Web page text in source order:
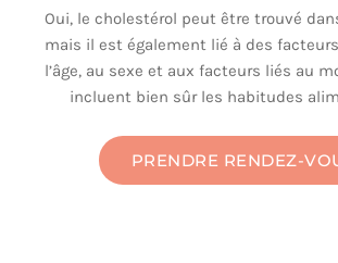
Oui, le cholestérol peut être trouvé
mais il est également lié à des
l’âge, au sexe et aux facteurs liés au
incluent bien sûr les habitudes
PRENDRE RENDEZ-